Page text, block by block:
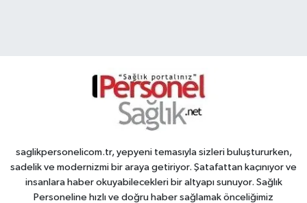
saglikpersonelicom.tr, yepyeni temasıyla sizleri buluştururken,
sadelik ve modernizmi bir araya getiriyor. Şatafattan kaçınıyor ve
insanlara haber okuyabilecekleri bir altyapı sunuyor. Sağlık
Personeline hızlı ve doğru haber sağlamak önceliğimiz